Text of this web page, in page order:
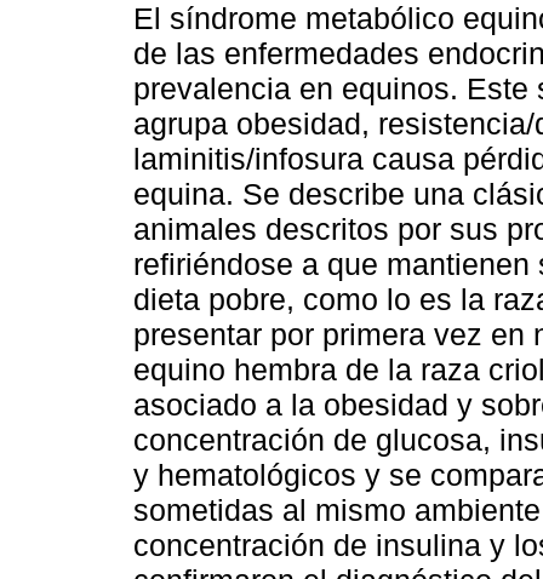
El síndrome metabólico
de las enfermedades
prevalencia en equinos. Este
agrupa obesidad,
laminitis/infosura causa
equina. Se describe una
animales descritos por sus
refiriéndose a que
dieta pobre, como lo es la
presentar por primera vez
equino hembra de la raza
asociado a la obesidad y
concentración de glucosa,
y hematológicos y se
sometidas al mismo
concentración de insulina y